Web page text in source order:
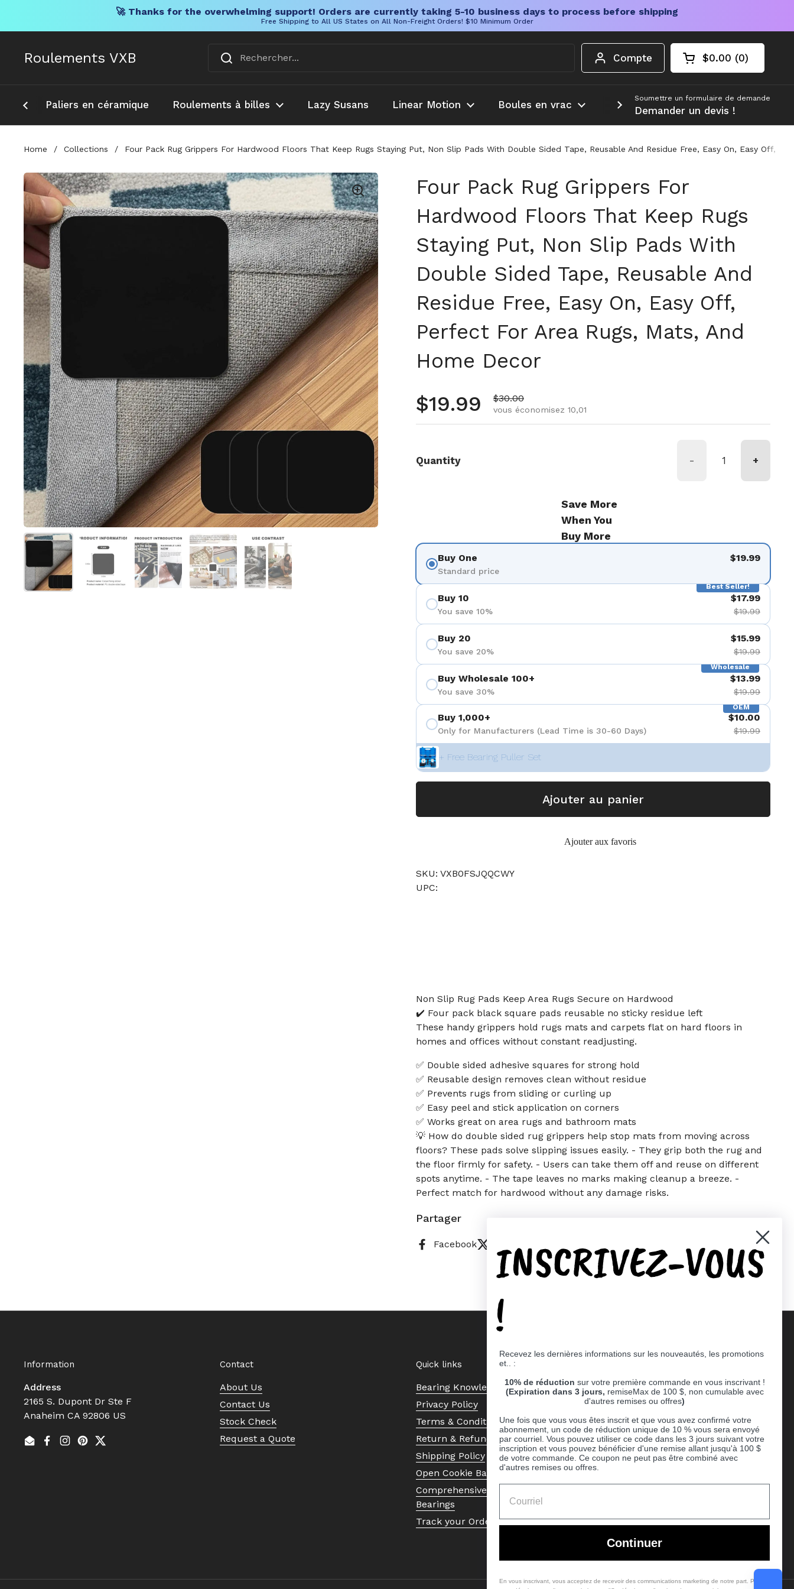
🚀 Thanks for the overwhelming support! Orders are currently taking 5-10 business days to process before shipping
Free Shipping to All US States on All Non-Freight Orders! $10 Minimum Order
Roulements VXB Compte Chariot ouvert
Total du panier :
$0.00 0
produits dans
Paliers en céramique Roulements à billes Lazy Susans Linear Motion Boules en vrac Plus d'informations
Soumettre un formulaire de demande
Demander un devis !
Home / Collections / Four Pack Rug Grippers For Hardwood Floors That Keep Rugs Staying Put, Non Slip Pads With Double Sided Tape, Reusable And Residue Free, Easy On, Easy Off,
Afficher la diapositive 1Afficher la diapositive 2Afficher la diapositive 3Afficher la diapositive 4Afficher la diapositive 5
Four Pack Rug Grippers For
Hardwood Floors That Keep Rugs
Staying Put, Non Slip Pads With
Double Sided Tape, Reusable And
Residue Free, Easy On, Easy Off,
Perfect For Area Rugs, Mats, And
Home Decor
Prix régulier
$19.99 Prix de vente
$30.00
vous économisez 10,01
Quantity - +
Save More
When You
Buy More
Buy One
Standard price
$19.99
Best Seller!
Buy 10
You save 10%
$17.99
$19.99
Buy 20
You save 20%
$15.99
$19.99
Wholesale
Buy Wholesale 100+
You save 30%
$13.99
$19.99
OEM
Buy 1,000+
Only for Manufacturers (Lead Time is 30-60 Days)
$10.00
$19.99
+ Free Bearing Puller Set
Ajouter au panier
Ajouter aux favoris
SKU: VXB0FSJQQCWY
UPC:
Non Slip Rug Pads Keep Area Rugs Secure on Hardwood
✔️ Four pack black square pads reusable no sticky residue left
These handy grippers hold rugs mats and carpets flat on hard floors in
homes and offices without constant readjusting.
✅ Double sided adhesive squares for strong hold
✅ Reusable design removes clean without residue
✅ Prevents rugs from sliding or curling up
✅ Easy peel and stick application on corners
✅ Works great on area rugs and bathroom mats
💡 How do double sided rug grippers help stop mats from moving across
floors? These pads solve slipping issues easily. - They grip both the rug and
the floor firmly for safety. - Users can take them off and reuse on different
spots anytime. - The tape leaves no marks making cleanup a breeze. -
Perfect match for hardwood without any damage risks.
Partager
Facebook
Information
Address
2165 S. Dupont Dr Ste F
Anaheim CA 92806 US
EmailFacebook
Instagram
Pinterest
Twitter
Contact
About Us
Contact Us
Stock Check
Request a Quote
Quick links
Bearing Knowledge Center
Privacy Policy
Terms & Conditions
Return & Refund Policy
Shipping Policy
Open Cookie Banner
Comprehensive Guide to Ball
Bearings
Track your Order
INSCRIVEZ-VOUS
!
Recevez les dernières informations sur les nouveautés, les promotions
et.. :
10% de réduction sur votre première commande en vous inscrivant !
(Expiration dans 3 jours, remiseMax de 100 $, non cumulable avec
d'autres remises ou offres)
Une fois que vous vous êtes inscrit et que vous avez confirmé votre
abonnement, un code de réduction unique de 10 % vous sera envoyé
par courriel. Vous pouvez utiliser ce code dans les 3 jours suivant votre
inscription et vous pouvez bénéficier d'une remise allant jusqu'à 100 $
de votre commande. Ce coupon ne peut pas être combiné avec
d'autres remises ou offres.
Continuer
En vous inscrivant, vous acceptez de recevoir des communications marketing de notre part. Pour